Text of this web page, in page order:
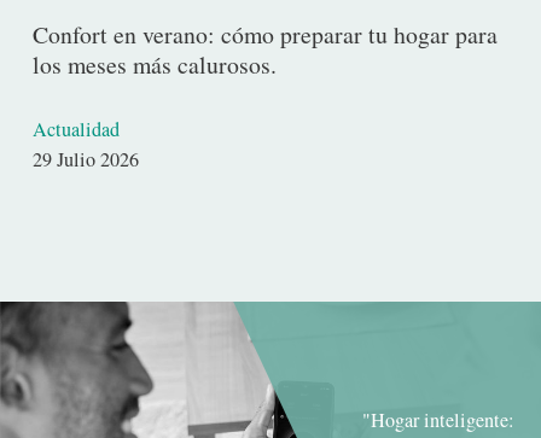
Confort en verano: cómo preparar tu hogar para
los meses más calurosos.
Actualidad
Fecha29 Julio 2026
"Hogar inteligente: